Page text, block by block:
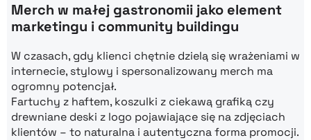
Merch w małej gastronomii jako element
marketingu i community buildingu
W czasach, gdy klienci chętnie dzielą się wrażeniami w
internecie, stylowy i spersonalizowany merch ma
ogromny potencjał.
Fartuchy z haftem, koszulki z ciekawą grafiką czy
drewniane deski z logo pojawiające się na zdjęciach
klientów – to naturalna i autentyczna forma promocji.